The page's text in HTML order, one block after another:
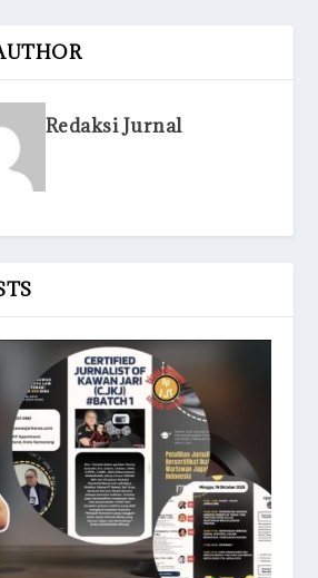
Redaksi Jurnal